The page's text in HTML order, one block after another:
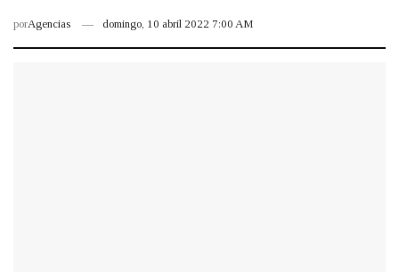
porAgencias domingo, 10 abril 2022 7:00 AM